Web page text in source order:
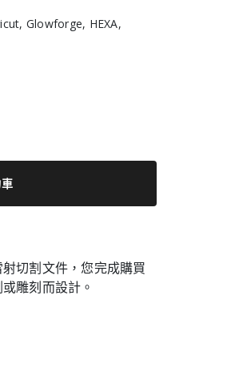
Glowforge, HEXA,
切割文件，您完成購買
雕刻而設計。